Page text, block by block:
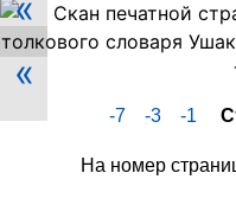
Скан
PDF-
страницы
четвертого
словаря
«
-7 -3 -1
На номер